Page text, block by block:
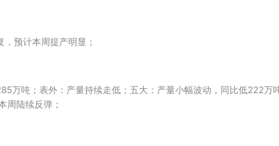
预计本周提产明显；
万吨；表外：产量持续走低；五大：产量小幅波动，同比低222万
周陆续反弹；